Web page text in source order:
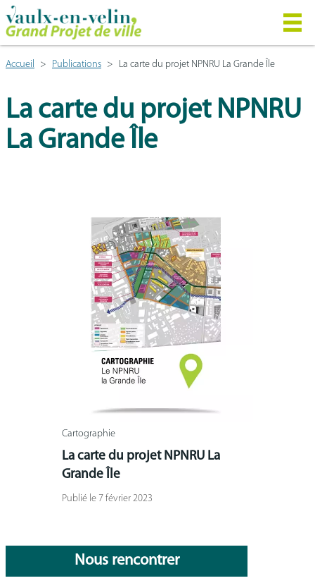
Accueil Publications La carte du projet NPNRU La Grande Île
La carte du projet NPNRU
La Grande Île
Cartographie
La carte du projet NPNRU La
Grande Île
Publié le 7 février 2023
Nous rencontrer